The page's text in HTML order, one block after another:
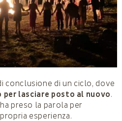
conclusione di un ciclo, dove
lasciare posto al nuovo.
preso la parola per
esperienza.